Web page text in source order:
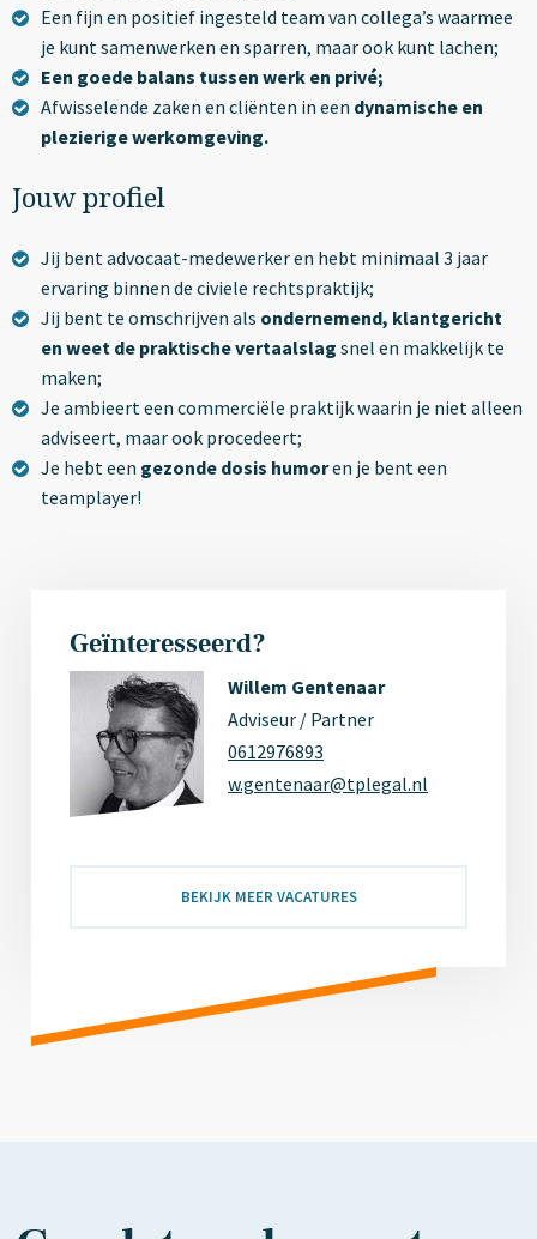
Een fijn en positief ingesteld team van collega’s waarmee
je kunt samenwerken en sparren, maar ook kunt lachen;
Een goede balans tussen werk en privé;
Afwisselende zaken en cliënten in een dynamische en
plezierige werkomgeving.
Jouw profiel
Jij bent advocaat-medewerker en hebt minimaal 3 jaar
ervaring binnen de civiele rechtspraktijk;
Jij bent te omschrijven als ondernemend, klantgericht
en weet de praktische vertaalslag snel en makkelijk te
maken;
Je ambieert een commerciële praktijk waarin je niet alleen
adviseert, maar ook procedeert;
Je hebt een gezonde dosis humoren je bent een
teamplayer!
Geïnteresseerd?
Willem Gentenaar
Adviseur / Partner
0612976893
w.gentenaar@tplegal.nl
BEKIJK MEER VACATURES